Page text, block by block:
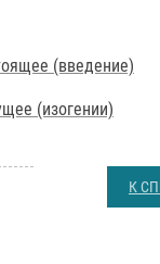
(введение)
(изогении)
К